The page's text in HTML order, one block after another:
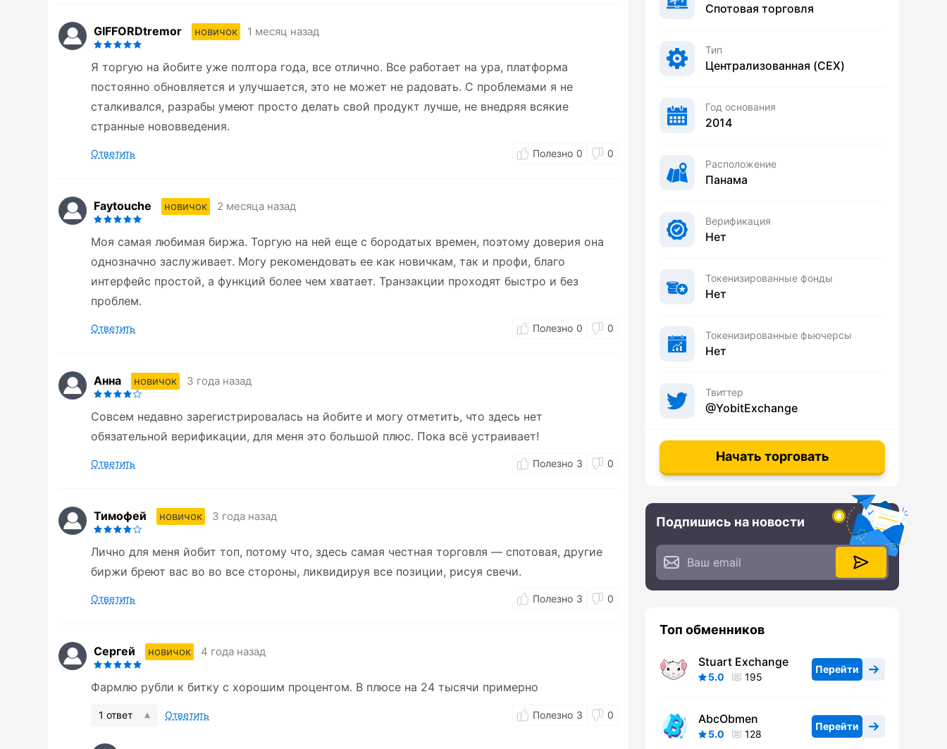
GIFFORDtremor новичок 1 месяц назад
Я торгую на йобите уже полтора года, все отлично. Все работает на ура, платформа
постоянно обновляется и улучшается, это не может не радовать. С проблемами я не
сталкивался, разрабы умеют просто делать свой продукт лучше, не внедряя всякие
странные нововведения.
Ответить 0 0
Faytouche новичок 2 месяца назад
Моя самая любимая биржа. Торгую на ней еще с бородатых времен, поэтому доверия она
однозначно заслуживает. Могу рекомендовать ее как новичкам, так и профи, благо
интерфейс простой, а функций более чем хватает. Транзакции проходят быстро и без
проблем.
Ответить 0 0
Анна новичок 3 года назад
Совсем недавно зарегистрировалась на йобите и могу отметить, что здесь нет
обязательной верификации, для меня это большой плюс. Пока всё устраивает!
Ответить 3 0
Тимофей новичок 3 года назад
Лично для меня йобит топ, потому что, здесь самая честная торговля — спотовая, другие
биржи бреют вас во во все стороны, ликвидируя все позиции, рисуя свечи.
Ответить 3 0
Сергей новичок 4 года назад
Фармлю рубли к битку с хорошим процентом. В плюсе на 24 тысячи примерно
1 ответ Ответить 3 0
Спотовая торговля
Тип
Централизованная (CEX)
Год основания
2014
Расположение
Панама
Верификация
Нет
Токенизированные фонды
Нет
Токенизированные фьючерсы
Нет
Твиттер
@YobitExchange
Начать торговать
Подпишись на новости
Топ обменников
Stuart Exchange
5.0 195
Перейти
AbcObmen
5.0 128
Перейти